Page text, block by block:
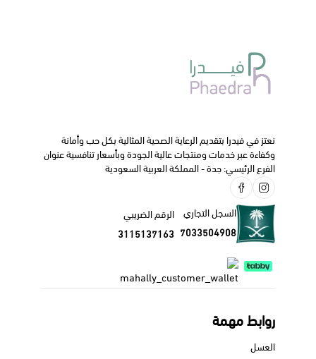
نعتز في فيدرا بتقديم الرعاية الصحية المثالية بكل حب وأمانة
وكفاءة عبر خدمات ومنتجات عالية الجودة وبأسعار تنافسية عنوان
الفرع الرئيسي: جدة - المملكة العربية السعودية
السجل التجاري
7033504908
الرقم الضريبي
3115137163
روابط مهمة
العسل